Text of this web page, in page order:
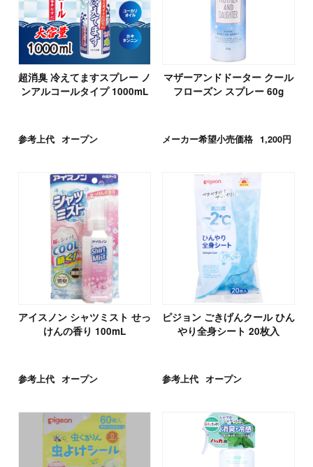
超消臭 冷えてますスプレー ノ
ンアルコールタイプ 1000mL
参考上代 オープン
マザーアンドドーター クール
フローズン スプレー 60g
メーカー希望小売価格 1,200円
アイスノン シャツミスト せっ
けんの香り 100mL
参考上代 オープン
ピジョン ごきげんクール ひん
やり全身シート 20枚入
参考上代 オープン